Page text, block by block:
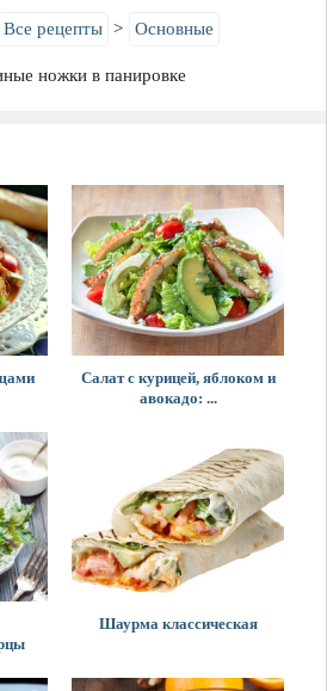
Все рецепты Основные
ножки в панировке
Салат с курицей, яблоком и
авокадо: ...
Шаурма классическая